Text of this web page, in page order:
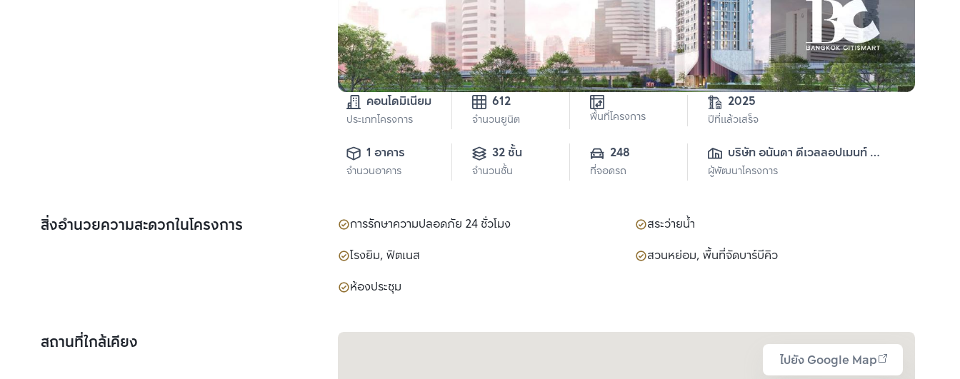
คอนโดมิเนียม
ประเภทโครงการ
612
จำนวนยูนิต พื้นที่โครงการ
2025
ปีที่แล้วเสร็จ
1 อาคาร
จำนวนอาคาร
32 ชั้น
จำนวนชั้น
248
ที่จอดรถ
บริษัท อนันดา ดีเวลลอปเมนท์
จำกัด (มหาชน)
ผู้พัฒนาโครงการ
สิ่งอำนวยความสะดวกในโครงการ การรักษาความปลอดภัย 24 ชั่วโมง
สระว่ายน้ำ
โรงยิม, ฟิตเนส
สวนหย่อม, พื้นที่จัดบาร์บีคิว
ห้องประชุม
สถานที่ใกล้เคียง
ไปยัง Google Map